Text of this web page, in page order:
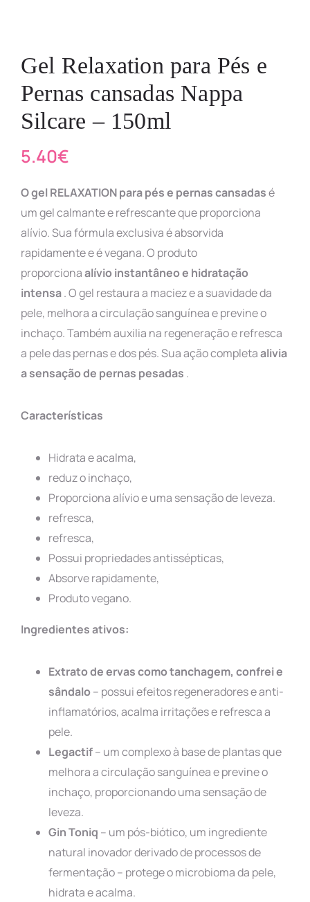
Gel Relaxation para Pés e
Pernas cansadas Nappa
Silcare – 150ml
5.40€
O gel RELAXATION para pés e pernas cansadasé
um gel calmante e refrescante que proporciona
alívio. Sua fórmula exclusiva é absorvida
rapidamente e é vegana. O produto
proporcionaalívio instantâneo e hidratação
intensa. O gel restaura a maciez e a suavidade da
pele, melhora a circulação sanguínea e previne o
inchaço. Também auxilia na regeneração e refresca
a pele das pernas e dos pés. Sua ação completaalivia
a sensação de pernas pesadas .
Características
Hidrata e acalma,
reduz o inchaço,
Proporciona alívio e uma sensação de leveza.
refresca,
refresca,
Possui propriedades antissépticas,
Absorve rapidamente,
Produto vegano.
Ingredientes ativos:
Extrato de ervas como tanchagem, confrei e
sândalo– possui efeitos regeneradores e anti-
inflamatórios, acalma irritações e refresca a
pele.
Legactif– um complexo à base de plantas que
melhora a circulação sanguínea e previne o
inchaço, proporcionando uma sensação de
leveza.
Gin Toniq – um pós-biótico, um ingrediente
natural inovador derivado de processos de
fermentação – protege o microbioma da pele,
hidrata e acalma.